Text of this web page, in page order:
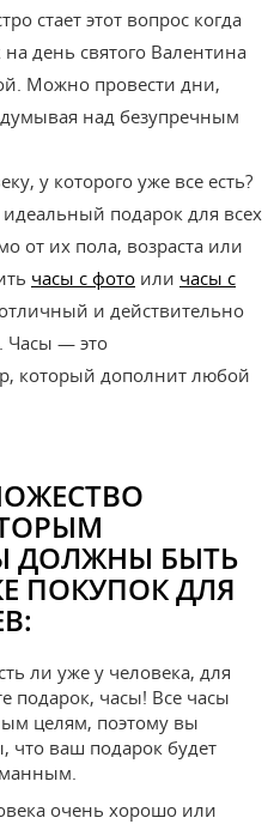
стает этот вопрос когда
день святого Валентина
Можно провести дни,
над безупречным
у которого уже все есть?
подарок для всех
от их пола, возраста или
часы с фото или часы с
и действительно
Часы — это
который дополнит любой
ДОЛЖНЫ БЫТЬ
ПОКУПОК ДЛЯ
ли уже у человека, для
подарок, часы! Все часы
целям, поэтому вы
что ваш подарок будет
очень хорошо или